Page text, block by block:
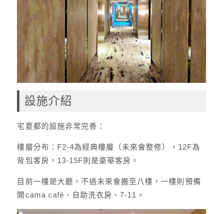
設施介紹
宅夏都的設施非常完善：
樓層分布：F2-4為經典樓層（未來會整修），12F為
背包客房，13-15F則是豪華客房。
目前一樓是大廳，不過未來會搬至八樓，一樓則預備
開cama café、自助洗衣房、7-11。